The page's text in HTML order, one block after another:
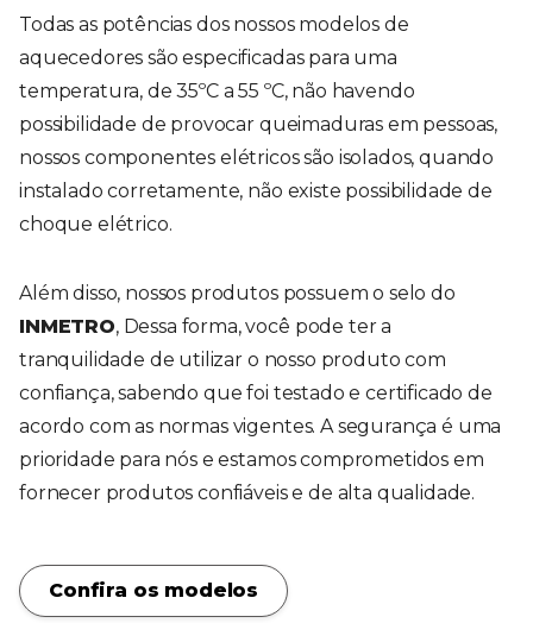
Todas as potências dos nossos modelos de
aquecedores são especificadas para uma
temperatura, de 35ºC a 55 ºC, não havendo
possibilidade de provocar queimaduras em pessoas,
nossos componentes elétricos são isolados, quando
instalado corretamente, não existe possibilidade de
choque elétrico.
Além disso, nossos produtos possuem o selo do
INMETRO, Dessa forma, você pode ter a
tranquilidade de utilizar o nosso produto com
confiança, sabendo que foi testado e certificado de
acordo com as normas vigentes. A segurança é uma
prioridade para nós e estamos comprometidos em
fornecer produtos confiáveis e de alta qualidade.
Confira os modelos